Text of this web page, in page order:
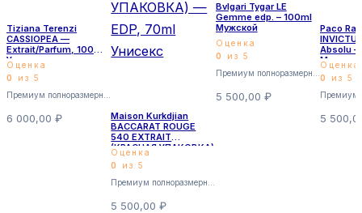
Tiziana Terenzi
CASSIOPEA —
Extrait/Parfum, 100ml
Унисекс
Оценка
0
из 5
6 000,00 ₽
Maison Kurkdjian
BACCARAT ROUGE
540 EXTRAIT
(КРАСНАЯ УПАКОВКА)
— EDP, 70ml Унисекс
Оценка
0
из 5
5 500,00₽
Bvlgari Tygar LE
Gemme edp. – 100ml
Мужской
Оценка
0
из 5
5 500,00 ₽
Paco
Absolu
Мужской
Оценка
0
из 5
5